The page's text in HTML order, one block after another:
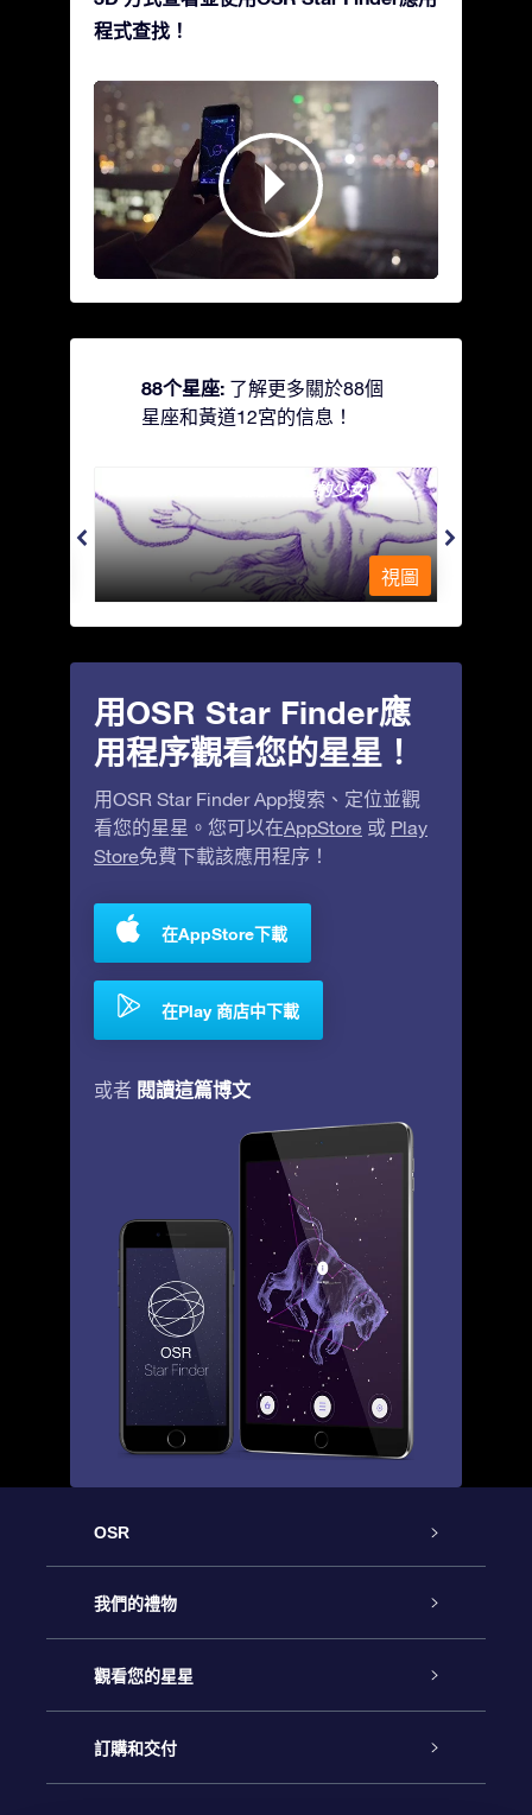
程式查找！
88个星座: 了解更多關於88個
星座和黃道12宮的信息！
Andromeda - 被鐵鍊鎖著的少女
視圖
用OSR Star Finder應
用程序觀看您的星星！
用OSR Star Finder App搜索、定位並觀
看您的星星。您可以在AppStore 或 Play
Store免費下載該應用程序！
在AppStore下載
在Play 商店中下載
或者 閱讀這篇博文
OSR
客戶服務
聯繫我們
博客
我們的禮物
Online Star禮物
OSR禮物包
觀看您的星星
星星注册
訂購和交付